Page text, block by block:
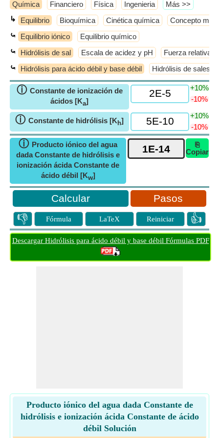
Química Financiero Física Ingenieria ​Más >>
↳ Equilibrio Bioquímica Cinética química Concepto
⤿ Equilibrio iónico Equilibrio químico
⤿ Hidrólisis de sal Escala de acidez y pH Fuerza relativa
⤿ Hidrólisis para ácido débil y base débil Hidrólisis de sales
ⓘ Constante de ionización de
ácidos [Ka]
+10%
-10%
ⓘ Constante de hidrólisis [K h]
+10%
-10%
ⓘ Producto iónico del agua
dada Constante de hidrólisis e
ionización ácida Constante de
ácido débil [Kw]
⎘
Copiar
Pasos
👎 Fórmula LaTeX Reiniciar 👍
Descargar Hidrólisis para ácido débil y base débil Fórmulas PDF
Producto iónico del agua dada Constante de
hidrólisis e ionización ácida Constante de ácido
débil Solución